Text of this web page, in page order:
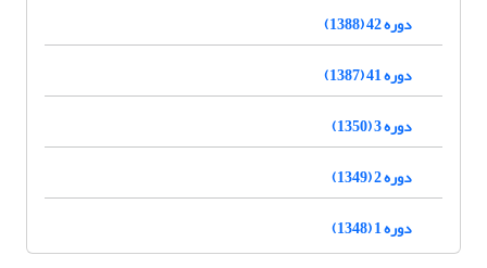
دوره 42 (1388)
دوره 41 (1387)
دوره 3 (1350)
دوره 2 (1349)
دوره 1 (1348)